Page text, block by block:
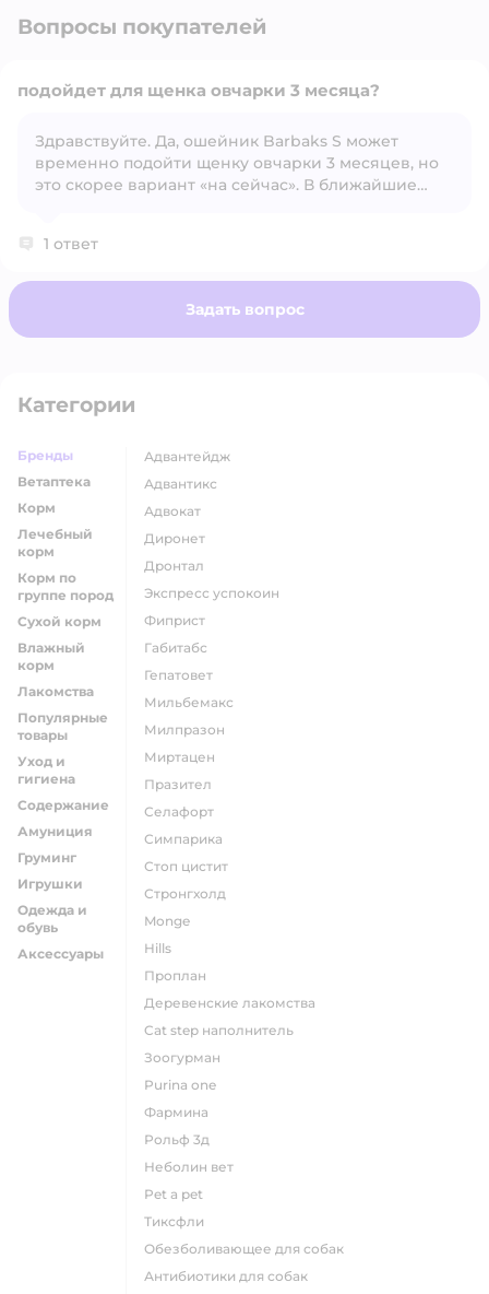
Вопросы покупателей
Открыть вопрос
подойдет для щенка овчарки 3 месяца?
Здравствуйте. Да, ошейник Barbaks S может
временно подойти щенку овчарки 3 месяцев, но
это скорее вариант «на сейчас». В ближайшие
1 ответ
Задать вопрос
Категории
Бренды
Ветаптека
Корм
Лечебный
корм
Корм по
группе пород
Сухой корм
Влажный
корм
Лакомства
Популярные
товары
Уход и
гигиена
Содержание
Амуниция
Груминг
Игрушки
Одежда и
обувь
Аксессуары
адвантейдж
адвантикс
адвокат
диронет
дронтал
экспресс успокоин
фиприст
габитабс
гепатовет
мильбемакс
милпразон
миртацен
празител
селафорт
симпарика
стоп цистит
стронгхолд
monge
hills
проплан
деревенские лакомства
cat step наполнитель
зоогурман
purina one
фармина
рольф 3д
неболин вет
pet a pet
тиксфли
обезболивающее для собак
антибиотики для собак